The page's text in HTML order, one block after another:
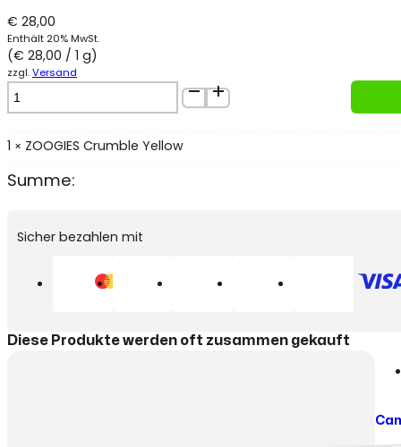
€ 28,00
Enthält 20% MwSt.
(€ 28,00 / 1 g)
zzgl.Versand
ZOOGIES
Crumble
Menge
1 × ZOOGIES Crumble Yellow
Summe:
Sicher bezahlen mit
Diese Produkte werden oft zusammen gekauft